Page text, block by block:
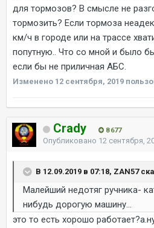
для тормозов? В смысле не
тормозить? Если тормоза
км/ч в городе или на трассе
попутную.. Что со мной и было
если бы не приличная АБС.
Изменено 12 сентября, 2019
Crady 8 677
Опубликовано 12 сентября,
В 12.09.2019 в 07:18, ZAN57
Малейший недотяг ручника-
нибудь дорогую машину...
это то есть хорошо